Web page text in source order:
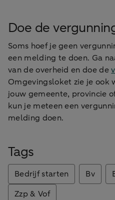
Doe de
Soms hoef je geen
een melding te doen. Ga
van de overheid en doe de
Omgevingsloket zie je ook
jouw gemeente, provincie
kun je meteen een
melding doen.
Tags
Bedrijf starten Bv
Zzp & Vof